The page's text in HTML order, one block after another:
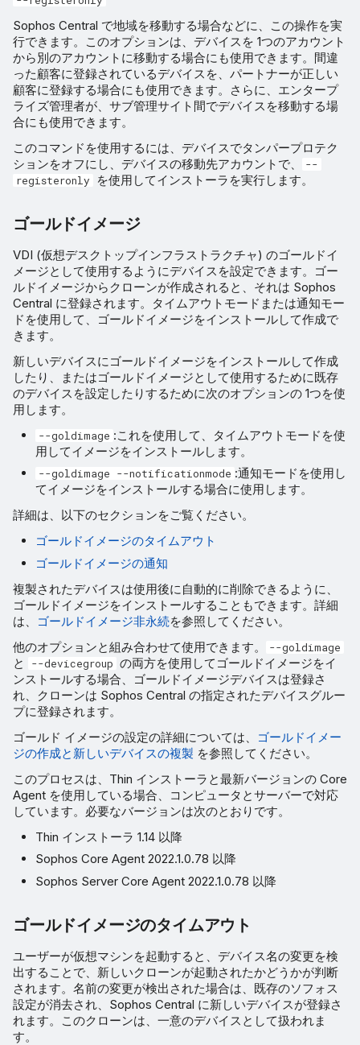
Sophos Central で地域を移動する場合などに、この操作を実
行できます。このオプションは、デバイスを 1つのアカウント
から別のアカウントに移動する場合にも使用できます。間違
った顧客に登録されているデバイスを、パートナーが正しい
顧客に登録する場合にも使用できます。さらに、エンタープ
ライズ管理者が、サブ管理サイト間でデバイスを移動する場
合にも使用できます。
このコマンドを使用するには、デバイスでタンパープロテク
ションをオフにし、デバイスの移動先アカウントで、
--
registeronly
を使用してインストーラを実行します。
ゴールドイメージ
VDI (仮想デスクトップインフラストラクチャ) のゴールドイ
メージとして使用するようにデバイスを設定できます。ゴー
ルドイメージからクローンが作成されると、それは Sophos
Central に登録されます。タイムアウトモードまたは通知モー
ドを使用して、ゴールドイメージをインストールして作成で
きます。
新しいデバイスにゴールドイメージをインストールして作成
したり、またはゴールドイメージとして使用するために既存
のデバイスを設定したりするために次のオプションの 1つを使
用します。
--goldimage :これを使用して、タイムアウトモードを使
用してイメージをインストールします。
--goldimage --notificationmode :通知モードを使用し
てイメージをインストールする場合に使用します。
詳細は、以下のセクションをご覧ください。
ゴールドイメージのタイムアウト
ゴールドイメージの通知
複製されたデバイスは使用後に自動的に削除できるように、
ゴールドイメージをインストールすることもできます。詳細
は、
ゴールドイメージ非永続を参照してください。
他のオプションと組み合わせて使用できます。
--goldimage
と --devicegroup の両方を使用してゴールドイメージをイ
ンストールする場合、ゴールドイメージデバイスは登録さ
れ、クローンは Sophos Central の指定されたデバイスグルー
プに登録されます。
ゴールド イメージの設定の詳細については、
ゴールドイメー
ジの作成と新しいデバイスの複製 を参照してください。
このプロセスは、Thin インストーラと最新バージョンの Core
Agent を使用している場合、コンピュータとサーバーで対応
しています。必要なバージョンは次のとおりです。
Thin インストーラ 1.14 以降
Sophos Core Agent 2022.1.0.78 以降
Sophos Server Core Agent 2022.1.0.78 以降
ゴールドイメージのタイムアウト
ユーザーが仮想マシンを起動すると、デバイス名の変更を検
出することで、新しいクローンが起動されたかどうかが判断
されます。名前の変更が検出された場合は、既存のソフォス
設定が消去され、Sophos Central に新しいデバイスが登録さ
れます。このクローンは、一意のデバイスとして扱われま
す。